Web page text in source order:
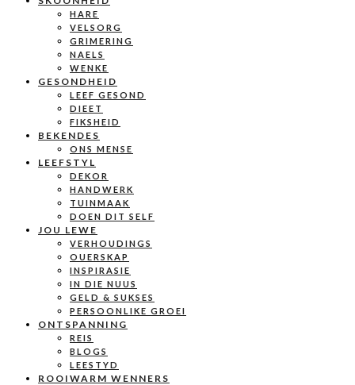
HARE
VELSORG
GRIMERING
NAELS
WENKE
GESONDHEID
LEEF GESOND
DIEET
FIKSHEID
BEKENDES
ONS MENSE
LEEFSTYL
DEKOR
HANDWERK
TUINMAAK
DOEN DIT SELF
JOU LEWE
VERHOUDINGS
OUERSKAP
INSPIRASIE
IN DIE NUUS
GELD & SUKSES
PERSOONLIKE GROEI
ONTSPANNING
REIS
BLOGS
LEESTYD
ROOIWARM WENNERS